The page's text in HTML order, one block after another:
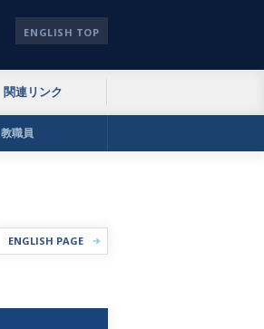
ENGLISH TOP
関連リンク
教職員
ENGLISH PAGE